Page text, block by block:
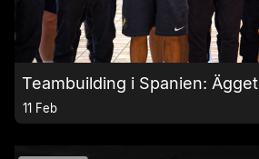
Teambuilding i Spanien: Ägget
11 Feb